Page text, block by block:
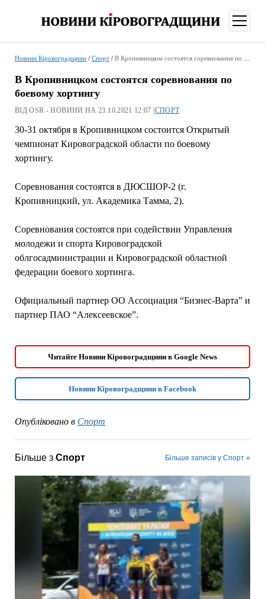
меню
Новини Кіровоградщини/ Спорт/ В Кропивницком состоятся соревнования по боевому хортингу
В Кропивницком состоятся соревнования по
боевому хортингу
ВІД OSR - НОВИНИ НА 23.10.2021 12:07 |СПОРТ
30-31 октября в Кропивницком состоится Открытый
чемпионат Кировоградской области по боевому
хортингу.
Соревнования состоятся в ДЮСШОР-2 (г.
Кропивницкий, ул. Академика Тамма, 2).
Соревнования состоятся при содействии Управления
молодежи и спорта Кировоградской
облгосадминистрации и Кировоградской областной
федерации боевого хортинга.
Официальный партнер ОО Ассоциация “Бизнес-Варта” и
партнер ПАО “Алексеевское”.
Читайте Новини Кіровоградщини в Google News
Новини Кіровоградщини в Facebook
Опубліковано в Спорт
Більше з Спорт Більше записів у Спорт »